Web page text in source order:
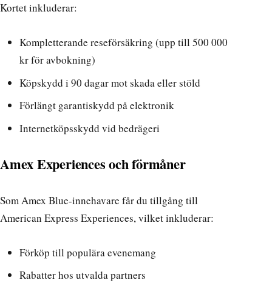
Kortet inkluderar:
Kompletterande reseförsäkring (upp till 500 000
kr för avbokning)
Köpskydd i 90 dagar mot skada eller stöld
Förlängt garantiskydd på elektronik
Internetköpsskydd vid bedrägeri
Amex Experiences och förmåner
Som Amex Blue-innehavare får du tillgång till
American Express Experiences, vilket inkluderar:
Förköp till populära evenemang
Rabatter hos utvalda partners